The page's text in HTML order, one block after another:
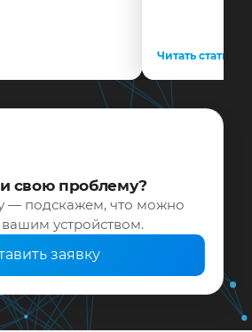
Читать статью
свою проблему?
— подскажем, что можно
вашим устройством.
заявку